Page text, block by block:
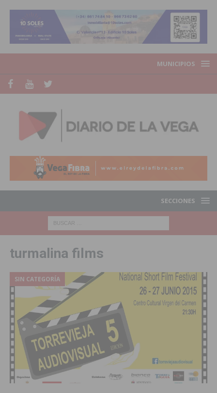
MUNICIPIOS
SECCIONES
turmalina films
SIN CATEGORÍA